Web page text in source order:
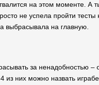
на этом моменте. А
не успела пройти
выбрасывала на главную.
за ненадобностью –
из них можно назвать